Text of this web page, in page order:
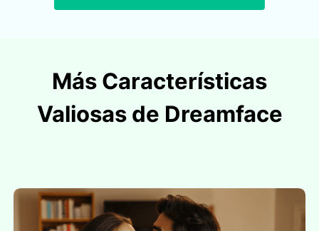
Más Características
Valiosas de Dreamface